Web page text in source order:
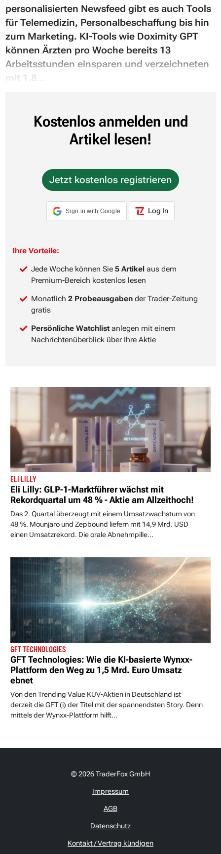
personalisierten Newsfeed gibt es auch Tools
für Telemedizin, Personalbeschaffung bis hin
zum Marketing. KI-Tools wie Doximity GPT
können Ärzten pro Woche bereits 13
Arbeitsstunden einsparen und verzeichneten
mit 1,8...
Kostenlos anmelden und
Artikel lesen!
Jetzt kostenlos registrieren
Sign in with Google Log In
Ihre Vorteile:
Jede Woche können Sie 5 Artikel aus dem
Premium-Bereich kostenlos lesen
Monatlich 2 Probeausgaben der Trader-Zeitung
gratis
Persönliche Watchlist anlegen mit einem
Nachrichtenüberblick über Ihre Aktie
ELI LILLY
Eli Lilly: GLP-1-Marktführer wächst mit
Rekordquartal um 48 % - Aktie am Allzeithoch!
Das 2. Quartal überzeugt mit einem Umsatzwachstum von
48 %. Mounjaro und Zepbound liefern mit 14,9 Mrd. USD
einen Umsatzrekord. Die orale Abnehmpille...
GFT TECHNOLOGIES
GFT Technologies: Wie die KI-basierte Wynxx-
Plattform den Weg zu 1,5 Mrd. Euro Umsatz
ebnet
Von den Trending Value KUV-Aktien in Deutschland ist
derzeit die GFT (i) der Titel mit der spannendsten Story. Denn
mittels der Wynxx-Plattform hilft...
© 2026 TraderFox GmbH
Impressum
AGB
Datenschutz
Kontakt / Vertrag kündigen